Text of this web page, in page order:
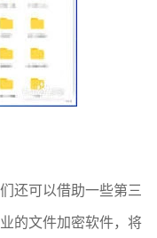
还可以借助一些第三
的文件加密软件，将